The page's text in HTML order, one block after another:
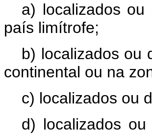
a) localizados ou
país limítrofe;
b) localizados ou
continental ou na
c) localizados ou
d) localizados